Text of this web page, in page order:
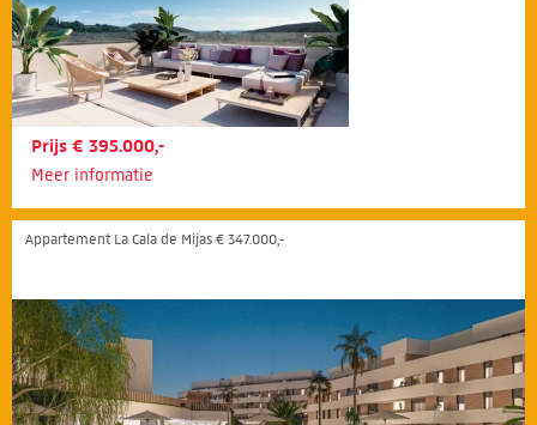
Prijs € 395.000,-
Meer informatie
Appartement La Cala de Mijas € 347.000,-